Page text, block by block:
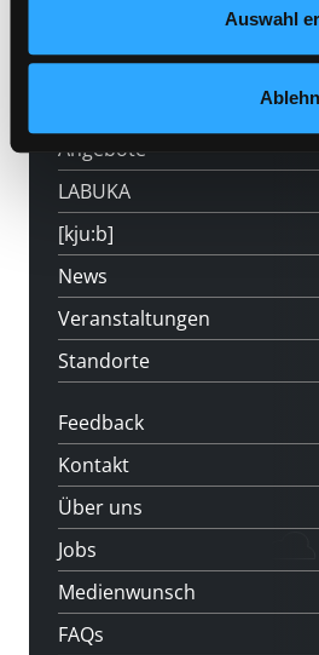
Auswahl
Hotline (Mo-Fr 9 bis 17 Uhr):
800
Angebote
LABUKA
[kju:b]
News
Veranstaltungen
Standorte
Feedback
Kontakt
Über uns
Jobs
Medienwunsch
FAQs